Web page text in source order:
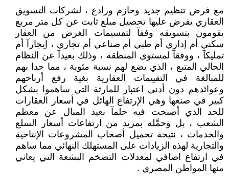
مع فرض تنظيم جديد وحازم ورادع ، لشركات التسويق
العقاري يفرض عليها تحصيل مبلغ ثابت عن كل متر مربع
يقومون بتسويقه وفقآ لتقسيمات الغرض من العقار
سكني أم إداري أم طبي أم صناعي أم تجاري ، إيجارآ أم
تمليكآ ، ووفقآ لمستوى المنطقة ، وذلك بعيدآ عن النظام
الحالي المتبع ، الذي يضع لهم نسبة مئوية ، مما حدا بهم
للمبالغة في التقييمات العقارية بغية رفع أرباحهم
وعوائدهم دون أدنى اعتبار للمارثة التي ساهموا بشكل
كبير في صنعها وهي الإرتفاع الهائل في أسعار العقارات
للحد الذي أصبحت فيه حلمآ بعيد المنال عن معظم
الشعب ، بل وحمَّله بمزيد من ارتفاعات أسعار السلع
والخدمات ، نتيحة تحميل أصحاب المشروعات الإنتاحية
والتجارية لهذه الزيادات على المستهلك النهائي مما ساهم
في ارتفاع اضافي لمعدلات التضخم البشعة التي يعاني
منها المواطن المصري .